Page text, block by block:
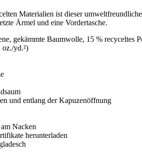
Materialien ist dieser
Ärmel und eine Vordertasche.
gekämmte Baumwolle, 15 % recyceltes
oz./yd.²)
und entlang der Kapuzenöffnung
Nacken
herunterladen